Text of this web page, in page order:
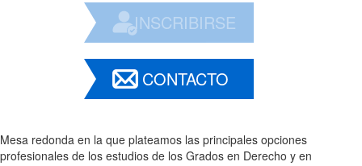
INSCRIBIRSE
CONTACTO
Mesa redonda en la que plateamos las principales opciones
profesionales de los estudios de los Grados en Derecho y en